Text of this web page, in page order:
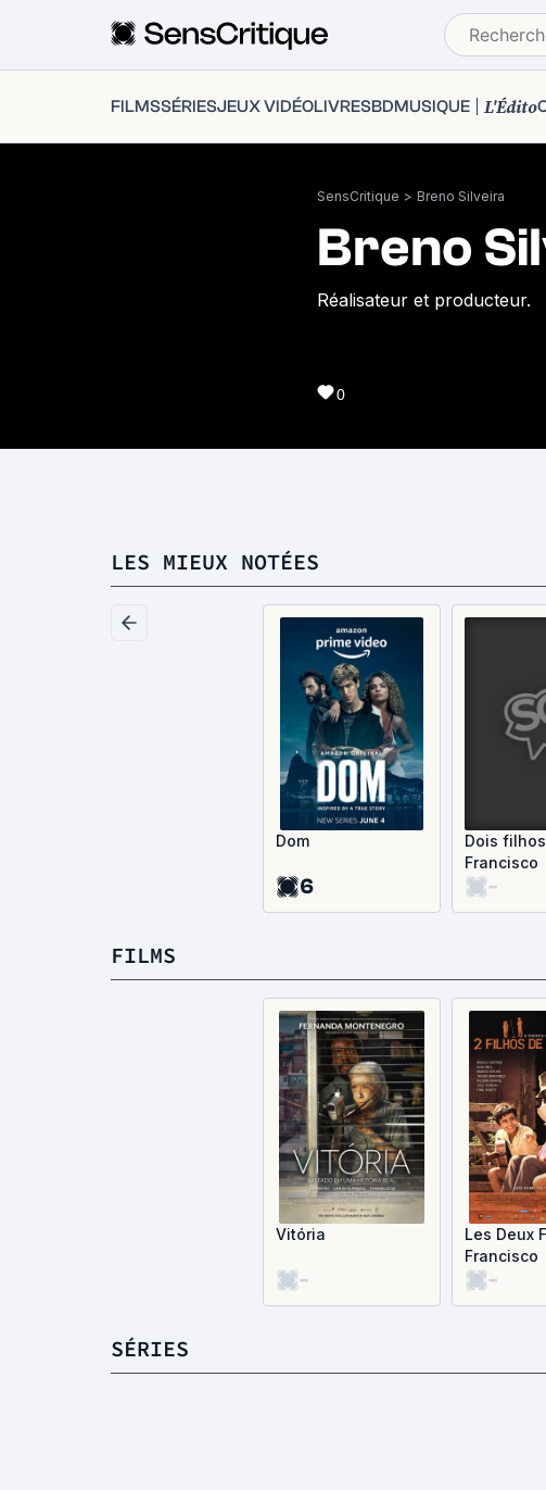
FILMSSÉRIESJEUX VIDÉOLIVRESBDMUSIQUE L'Édito
SensCritique > Breno Silveira
Breno
Réalisateur et producteur.
0
LES MIEUX NOTÉES
Dom
6
Dois
Francisco
-
FILMS
Vitória
-
Les Deux
Francisco
-
SÉRIES